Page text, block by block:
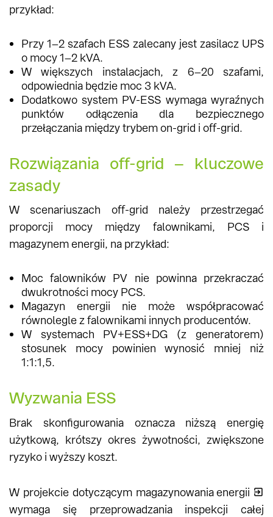
przykład:
Przy 1–2 szafach ESS zalecany jest zasilacz UPS
o mocy 1–2 kVA.
W większych instalacjach, z 6–20 szafami,
odpowiednia będzie moc 3 kVA.
Dodatkowo system PV-ESS wymaga wyraźnych
punktów odłączenia dla bezpiecznego
przełączania między trybem on-grid i off-grid.
Rozwiązania off-grid – kluczowe
zasady
W scenariuszach off-grid należy przestrzegać
proporcji mocy między falownikami, PCS i
magazynem energii, na przykład:
Moc falowników PV nie powinna przekraczać
dwukrotności mocy PCS.
Magazyn energii nie może współpracować
równolegle z falownikami innych producentów.
W systemach PV+ESS+DG (z generatorem)
stosunek mocy powinien wynosić mniej niż
1:1:1,5.
Wyzwania ESS
Brak skonfigurowania oznacza niższą energię
użytkową, krótszy okres żywotności, zwiększone
ryzyko i wyższy koszt.
W projekcie dotyczącym magazynowania energii
wymaga się przeprowadzania inspekcji całej